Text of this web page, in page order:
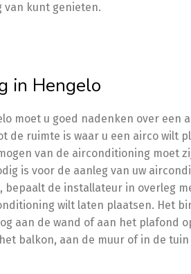
van kunt genieten.
in Hengelo
moet u goed nadenken over een
de ruimte is waar u een airco wilt
van de airconditioning moet
is voor de aanleg van uw
de installateur in overleg
wilt laten plaatsen. Het
aan de wand of aan het plafond
balkon, aan de muur of in de